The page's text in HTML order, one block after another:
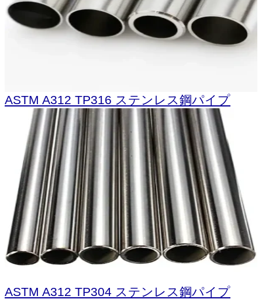
ASTM A312 TP316 ステンレス鋼パイプ
ASTM A312 TP304 ステンレス鋼パイプ